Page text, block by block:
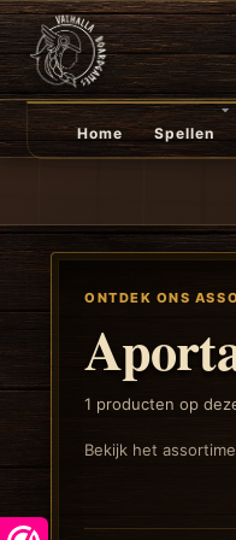
Home Spellen
ONTDEK ONS
1 producten op
Bekijk het